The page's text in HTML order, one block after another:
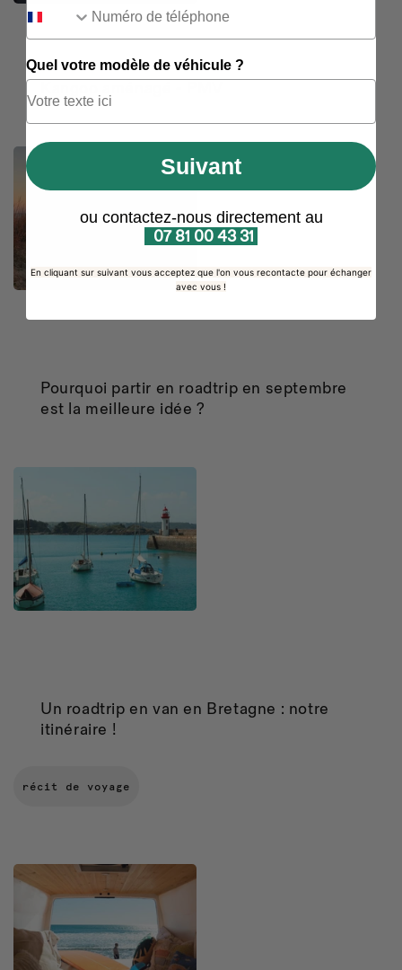
Pourquoi partir en roadtrip en septembre
est la meilleure idée ?
Un roadtrip en van en Bretagne : notre
itinéraire !
récit de voyage
Quel votre modèle de véhicule ?
Suivant
ou contactez-nous directement au
07 81 00 43 31
En cliquant sur suivant vous acceptez que l'on vous recontacte pour échanger
avec vous !